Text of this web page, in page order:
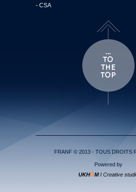
- CSA
FRANF © 2013 - TOUS DROITS
Powered by
UKHÖMI Creative